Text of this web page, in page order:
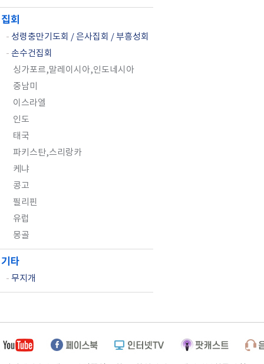
집회
- 성령충만기도회 / 은사집회 / 부흥성회
- 손수건집회
싱가포르,말레이시아,인도네시아
중남미
이스라엘
인도
태국
파키스탄,스리랑카
케냐
콩고
필리핀
유럽
몽골
기타
- 무지개